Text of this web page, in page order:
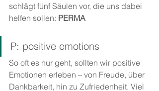
schlägt fünf Säulen vor, die uns dabei
helfen sollen: PERMA
P: positive emotions
So oft es nur geht, sollten wir positive
Emotionen erleben – von Freude, über
Dankbarkeit, hin zu Zufriedenheit. Viel